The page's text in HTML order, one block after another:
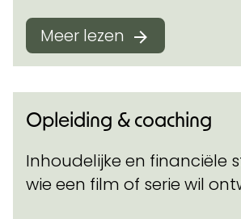
Meer lezen
Opleiding & coaching
Inhoudelijke en financiële
wie een film of serie wil